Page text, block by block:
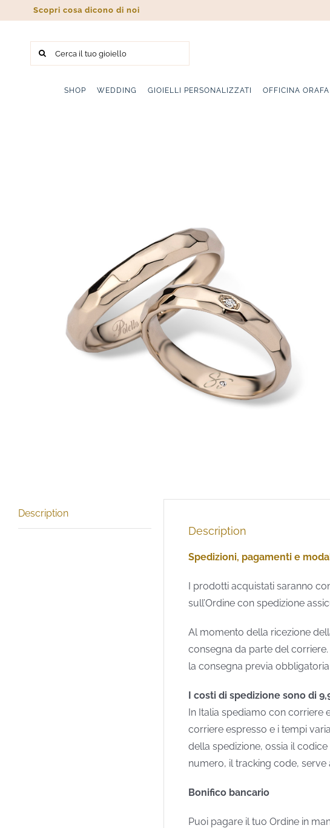
al
contenuto
Scopri cosa dicono di noi
Cerca
SHOP WEDDING GIOIELLI PERSONALIZZATI OFFICINA ORAFA
Description
Description
Spedizioni, pagamenti e
I prodotti acquistati saranno
sull’Ordine con spedizione
Al momento della ricezione
consegna da parte del
la consegna previa
I costi di spedizione sono di
In Italia spediamo con corriere
corriere espresso e i tempi
della spedizione, ossia il
numero, il tracking code, serve
Bonifico bancario
Puoi pagare il tuo Ordine in